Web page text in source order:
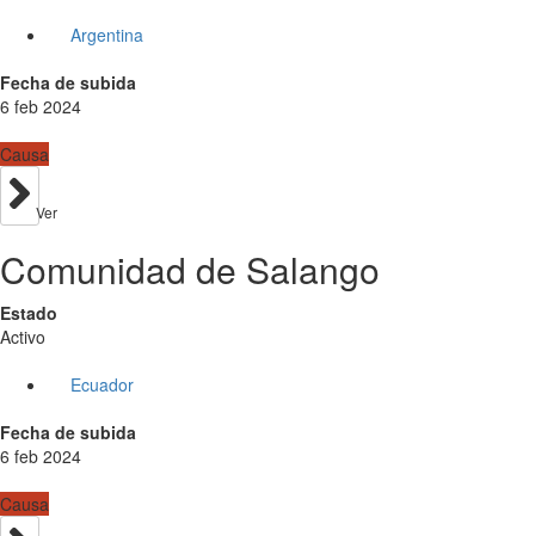
Argentina
Fecha de subida
6 feb 2024
Causa
Ver
Comunidad de Salango
Estado
Activo
Ecuador
Fecha de subida
6 feb 2024
Causa